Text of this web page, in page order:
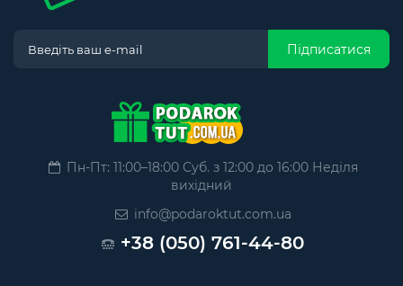
Підписатися
Пн-Пт: 11:00–18:00 Суб. з 12:00 до 16:00 Неділя
вихідний
info@podaroktut.com.ua
+38 (050) 761-44-80